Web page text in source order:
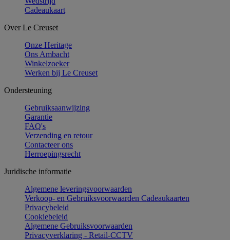
Cadeaukaart
Over Le Creuset
Onze Heritage
Ons Ambacht
Winkelzoeker
Werken bij Le Creuset
Ondersteuning
Gebruiksaanwijzing
Garantie
FAQ's
Verzending en retour
Contacteer ons
Herroepingsrecht
Juridische informatie
Algemene leveringsvoorwaarden
Verkoop- en Gebruiksvoorwaarden Cadeaukaarten
Privacybeleid
Cookiebeleid
Algemene Gebruiksvoorwaarden
Privacyverklaring - Retail-CCTV